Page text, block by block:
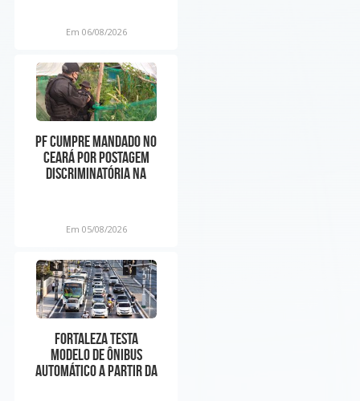
Em 06/08/2026
PF cumpre mandado no
Ceará por postagem
discriminatória na
Em 05/08/2026
Fortaleza testa
modelo de ônibus
automático a partir da